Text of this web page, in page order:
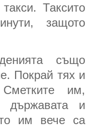
Таксито
защото
също
Покрай тях и
Сметките им,
и
им вече са